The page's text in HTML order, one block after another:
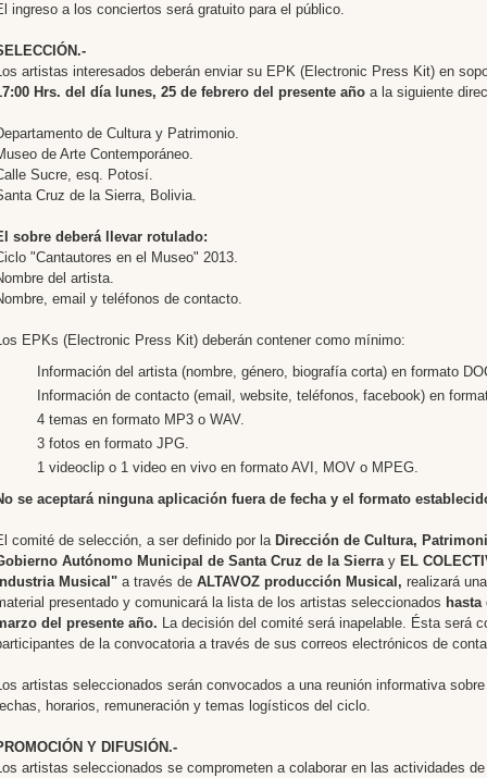
ingreso a los conciertos será gratuito para el público.
artistas interesados deberán enviar su EPK (Electronic Press Kit) en
Hrs. del día lunes, 25 de febrero del presente año a la siguiente
de Cultura y Patrimonio.
de Arte Contemporáneo.
Sucre, esq. Potosí.
Cruz de la Sierra, Bolivia.
sobre deberá llevar rotulado:
"Cantautores en el Museo" 2013.
del artista.
email y teléfonos de contacto.
EPKs (Electronic Press Kit) deberán contener como mínimo:
Información del artista (nombre, género, biografía corta) en formato
Información de contacto (email, website, teléfonos, facebook) en
4 temas en formato MP3 o WAV.
3 fotos en formato JPG.
1 videoclip o 1 video en vivo en formato AVI, MOV o MPEG.
se aceptará ninguna aplicación fuera de fecha y el formato
comité de selección, a ser definido por la Dirección de Cultura,
Autónomo Municipal de Santa Cruz de la Sierray EL
Musical" a través de ALTAVOZ producción Musical, realizará
presentado y comunicará la lista de los artistas seleccionados
del presente año. La decisión del comité será inapelable. Ésta será
de la convocatoria a través de sus correos electrónicos de
artistas seleccionados serán convocados a una reunión informativa sobre
horarios, remuneración y temas logísticos del ciclo.
Y DIFUSIÓN.-
artistas seleccionados se comprometen a colaborar en las actividades